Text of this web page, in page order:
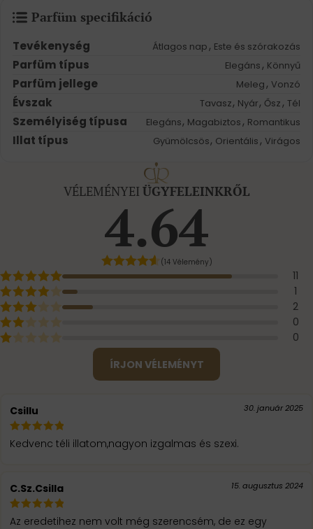
Parfüm specifikáció
Tevékenység Átlagos nap , Este és szórakozás
Parfüm típus Elegáns , Könnyű
Parfüm jellege Meleg , Vonzó
Évszak Tavasz, Nyár, Ősz , Tél
Személyiség típusa Elegáns, Magabiztos , Romantikus
Illat típus Gyümölcsös, Orientális , Virágos
VÉLEMÉNYEI ÜGYFELEINKRŐL
4.64
(14 Vélemény)
11
1
2
0
0
ÍRJON VÉLEMÉNYT
Csillu 30. január 2025
Kedvenc téli illatom,nagyon izgalmas és szexi.
C.Sz.Csilla 15. augusztus 2024
Az eredetihez nem volt még szerencsém, de ez egy